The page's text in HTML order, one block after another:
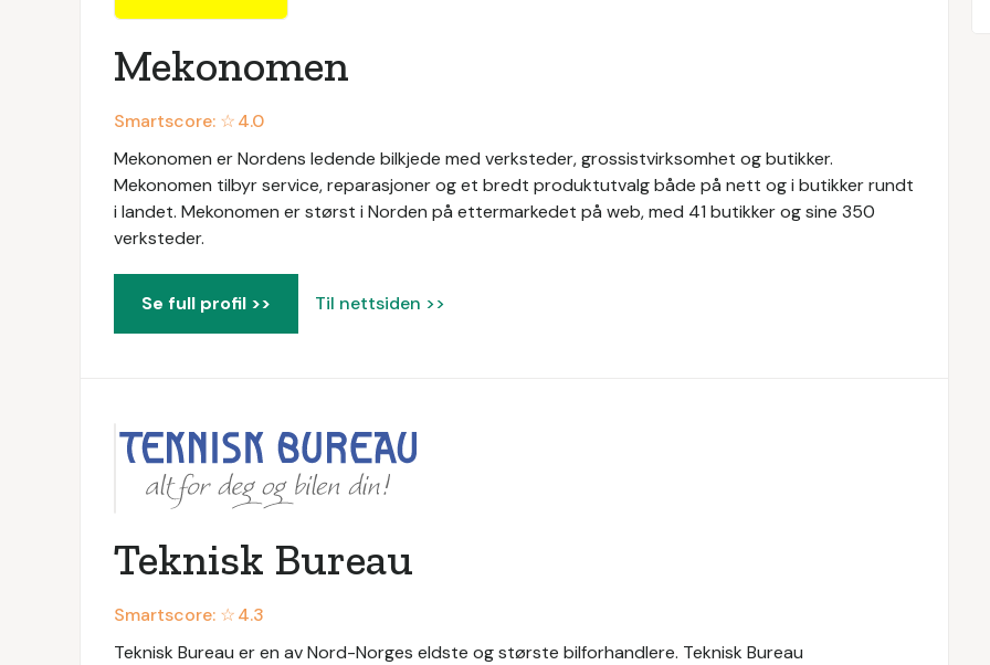
Mekonomen
Smartscore: ☆4.0
Mekonomen er Nordens ledende bilkjede med verksteder, grossistvirksomhet og butikker.
Mekonomen tilbyr service, reparasjoner og et bredt produktutvalg både på nett og i butikker rundt
i landet. Mekonomen er størst i Norden på ettermarkedet på web, med 41 butikker og sine 350
verksteder.
Se full profil >> Til nettsiden >>
Teknisk Bureau
Smartscore: ☆4.3
Teknisk Bureau er en av Nord-Norges eldste og største bilforhandlere. Teknisk Bureau